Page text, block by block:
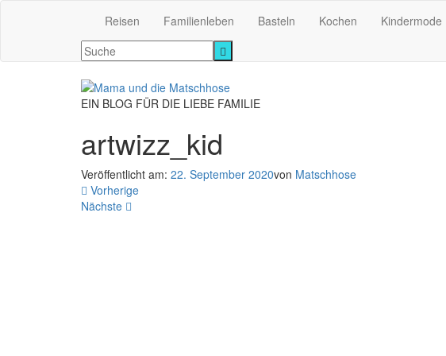
Reisen Familienleben Basteln Kochen Kindermode
EIN BLOG FÜR DIE LIEBE FAMILIE
artwizz_kid
Veröffentlicht am: 22. September 2020von Matschhose
Vorherige
Nächste